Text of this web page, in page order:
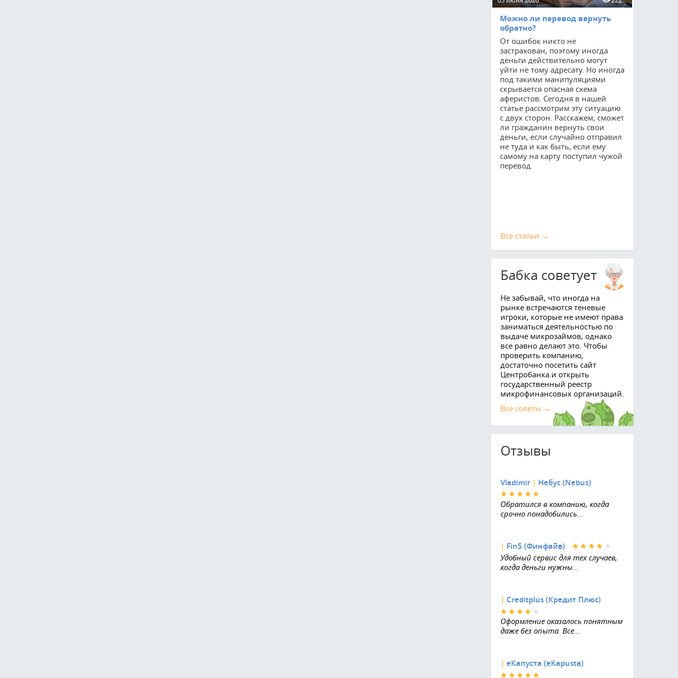
Можно ли перевод вернуть
обратно?
От ошибок никто не
застрахован, поэтому иногда
деньги действительно могут
уйти не тому адресату. Но иногда
под такими манипуляциями
скрывается опасная схема
аферистов. Сегодня в нашей
статье рассмотрим эту ситуацию
с двух сторон. Расскажем, сможет
ли гражданин вернуть свои
деньги, если случайно отправил
не туда и как быть, если ему
самому на карту поступил чужой
перевод.
Все cтатьи →
Бабка советует
Не забывай, что иногда на
рынке встречаются теневые
игроки, которые не имеют права
заниматься деятельностью по
выдаче микрозаймов, однако
все равно делают это. Чтобы
проверить компанию,
достаточно посетить сайт
Центробанка и открыть
государственный реестр
микрофинансовых организаций.
Все советы →
Отзывы
Vladimir | Небус (Nebus)
Обратился в компанию, когда
срочно понадобились...
| Fin5 (Финфайв)
Удобный сервис для тех случаев,
когда деньги нужны...
| Creditplus (Кредит Плюс)
Оформление оказалось понятным
даже без опыта. Все...
| еКапуста (eKapusta)